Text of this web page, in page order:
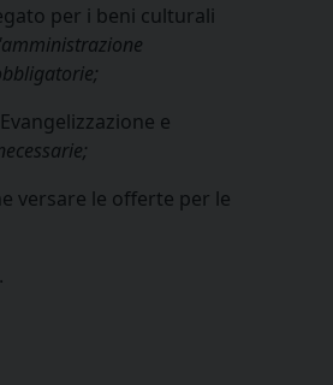
per i beni culturali
e
versare le offerte per le
.